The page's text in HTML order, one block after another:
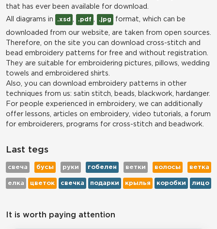
that has ever been available for download.
All diagrams in
.xsd .pdf .jpg format, which can be
downloaded from our website, are taken from open sources.
Therefore, on the site you can download cross-stitch and
bead embroidery patterns for free and without registration.
They are suitable for embroidering pictures, pillows, wedding
towels and embroidered shirts.
Also, you can download embroidery patterns in other
techniques from us: satin stitch, beads, blackwork, hardanger.
For people experienced in embroidery, we can additionally
offer lessons, articles on embroidery, video tutorials, a forum
for embroiderers, programs for cross-stitch and beadwork.
Last tegs
свеча бусы руки гобелен ветки волосы ветка
елка цветок свечка подарки крылья коробки лицо
It is worth paying attention